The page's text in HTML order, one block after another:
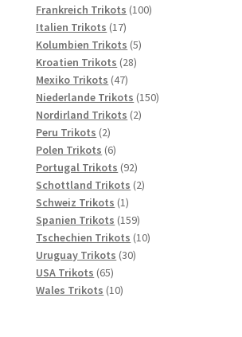
Produkte
Frankreich Trikots 100100
Italien Trikots 1717
Produkte
Kolumbien Trikots 55
Kroatien Trikots 2828
Mexiko Trikots 4747
Produkte
Niederlande Trikots 150150
Nordirland Trikots 22
Peru Trikots 22
Produkte
Polen Trikots 66
Produkte
Portugal Trikots 9292
Produkte
Schottland Trikots 22
Schweiz Trikots 11
Produkt
Spanien Trikots 159159
Produkte
Tschechien Trikots 1010
Uruguay Trikots 3030
USA Trikots 6565
Produkte
Wales Trikots 1010